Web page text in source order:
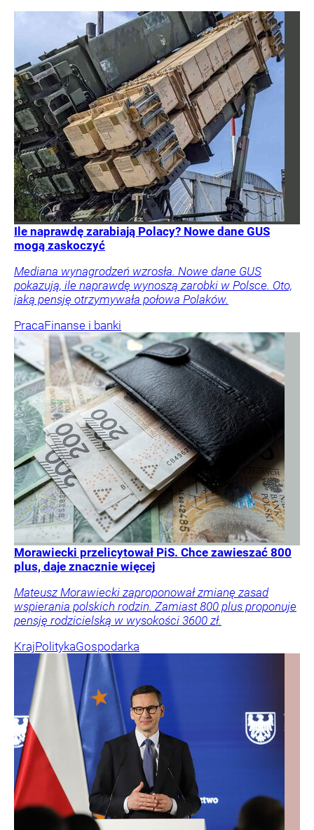
Ile naprawdę zarabiają Polacy? Nowe dane GUS
mogą zaskoczyć
Mediana wynagrodzeń wzrosła. Nowe dane GUS
pokazują, ile naprawdę wynoszą zarobki w Polsce. Oto,
jaką pensję otrzymywała połowa Polaków.
PracaFinanse i banki
Morawiecki przelicytował PiS. Chce zawieszać 800
plus, daje znacznie więcej
Mateusz Morawiecki zaproponował zmianę zasad
wspierania polskich rodzin. Zamiast 800 plus proponuje
pensję rodzicielską w wysokości 3600 zł.
KrajPolitykaGospodarka